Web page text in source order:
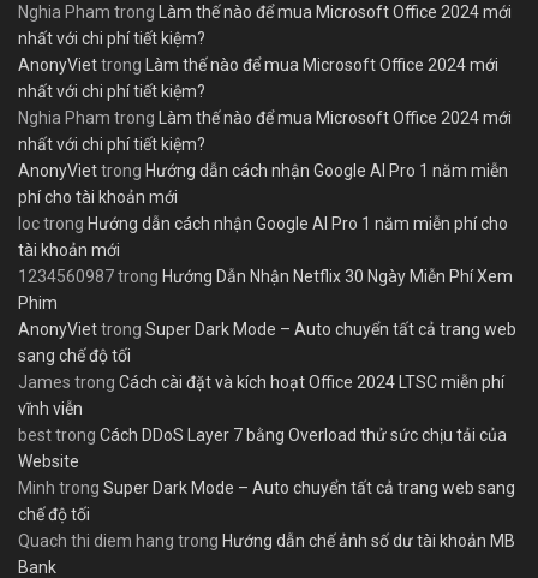
Nghia Pham trong Làm thế nào để mua Microsoft Office 2024 mới
nhất với chi phí tiết kiệm?
AnonyViettrong Làm thế nào để mua Microsoft Office 2024 mới
nhất với chi phí tiết kiệm?
Nghia Pham trong Làm thế nào để mua Microsoft Office 2024 mới
nhất với chi phí tiết kiệm?
AnonyViettrong Hướng dẫn cách nhận Google AI Pro 1 năm miễn
phí cho tài khoản mới
loctrong Hướng dẫn cách nhận Google AI Pro 1 năm miễn phí cho
tài khoản mới
1234560987trong Hướng Dẫn Nhận Netflix 30 Ngày Miễn Phí Xem
Phim
AnonyViettrong Super Dark Mode – Auto chuyển tất cả trang web
sang chế độ tối
James trong Cách cài đặt và kích hoạt Office 2024 LTSC miễn phí
vĩnh viễn
besttrong Cách DDoS Layer 7 bằng Overload thử sức chịu tải của
Website
Minh trong Super Dark Mode – Auto chuyển tất cả trang web sang
chế độ tối
Quach thi diem hang trong Hướng dẫn chế ảnh số dư tài khoản MB
Bank